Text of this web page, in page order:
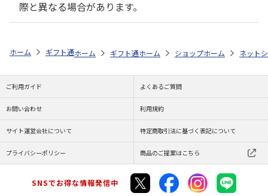
際と異なる場合があります。
ホーム ギフト通販 フラワーギフト 「スタイル」で選ぶ 花とス
ホーム ギフト通販 フラワーギフト ストア一覧
ホーム ショップ一覧 flower
ホーム ネット
ご利用ガイド よくあるご質問
お問い合わせ 利用規約
サイト運営会社について 特定商取引法に基づく表記について
プライバシーポリシー 商品のご提案はこちら
SNSでお得な情報発信中